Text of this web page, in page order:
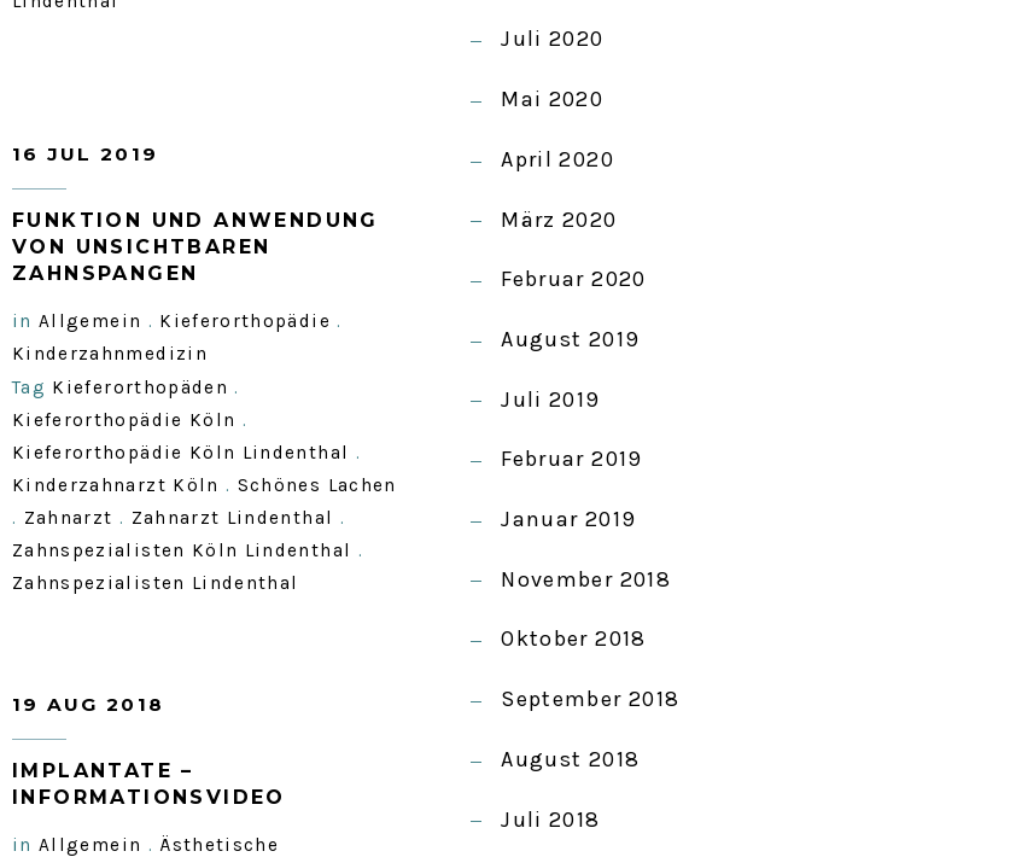
16 JUL 2019
FUNKTION UND ANWENDUNG
VON UNSICHTBAREN
ZAHNSPANGEN
in Allgemein . Kieferorthopädie .
Kinderzahnmedizin
Tag Kieferorthopäden .
Kieferorthopädie Köln .
Kieferorthopädie Köln Lindenthal .
Kinderzahnarzt Köln . Schönes Lachen
. Zahnarzt . Zahnarzt Lindenthal .
Zahnspezialisten Köln Lindenthal .
Zahnspezialisten Lindenthal
19 AUG 2018
IMPLANTATE –
INFORMATIONSVIDEO
in Allgemein . Ästhetische
Juli 2020
Mai 2020
April 2020
März 2020
Februar 2020
August 2019
Juli 2019
Februar 2019
Januar 2019
November 2018
Oktober 2018
September 2018
August 2018
Juli 2018